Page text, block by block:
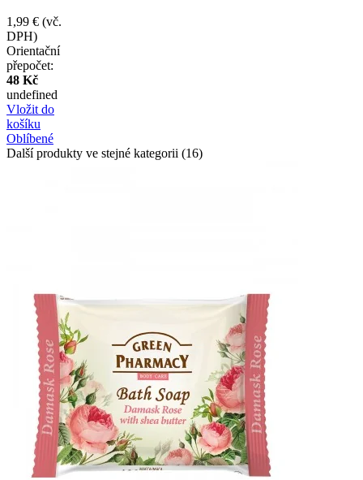
1,99 € (vč.
DPH)
Orientační
přepočet:
48 Kč
undefined
Vložit do
košíku
Oblíbené
Další produkty ve stejné kategorii (16)